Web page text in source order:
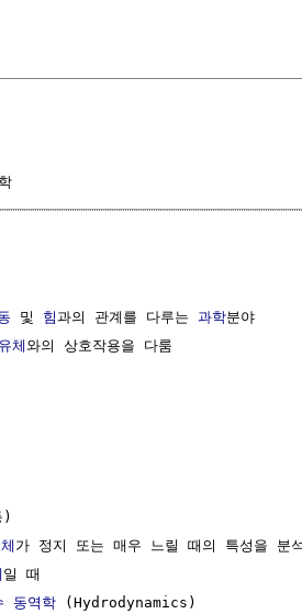
및 힘과의 관계를 다루는 과학분야
유체와의 상호작용을 다룸
)
가 정지 또는 매우 느릴 때의 특성을 분석
일 때
동역학 (Hydrodynamics)